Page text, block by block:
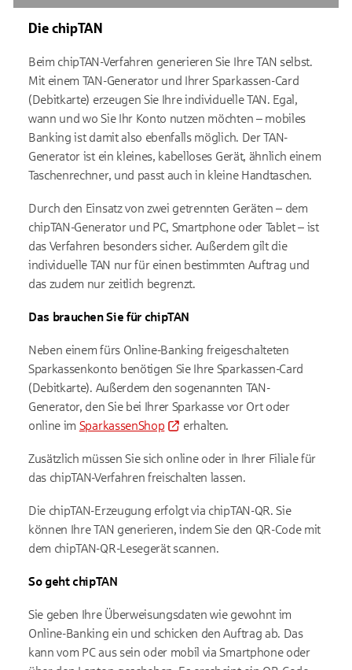
Die chipTAN
Beim chipTAN-Verfahren generieren Sie Ihre TAN selbst.
Mit einem TAN-Generator und Ihrer Sparkassen-Card
(Debitkarte) erzeugen Sie Ihre individuelle TAN. Egal,
wann und wo Sie Ihr Konto nutzen möchten – mobiles
Banking ist damit also ebenfalls möglich. Der TAN-
Generator ist ein kleines, kabelloses Gerät, ähnlich einem
Taschenrechner, und passt auch in kleine Handtaschen.
Durch den Einsatz von zwei getrennten Geräten – dem
chipTAN-Generator und PC, Smartphone oder Tablet – ist
das Verfahren besonders sicher. Außerdem gilt die
individuelle TAN nur für einen bestimmten Auftrag und
das zudem nur zeitlich begrenzt.
Das brauchen Sie für chipTAN
Neben einem fürs Online-Banking freigeschalteten
Sparkassenkonto benötigen Sie Ihre Sparkassen-Card
(Debitkarte). Außerdem den sogenannten TAN-
Generator, den Sie bei Ihrer Sparkasse vor Ort oder
online im SparkassenShop erhalten.
Zusätzlich müssen Sie sich online oder in Ihrer Filiale für
das chipTAN-Verfahren freischalten lassen.
Die chipTAN-Erzeugung erfolgt via chipTAN-QR. Sie
können Ihre TAN generieren, indem Sie den QR-Code mit
dem chipTAN-QR-Lesegerät scannen.
So geht chipTAN
Sie geben Ihre Überweisungsdaten wie gewohnt im
Online-Banking ein und schicken den Auftrag ab. Das
kann vom PC aus sein oder mobil via Smartphone oder